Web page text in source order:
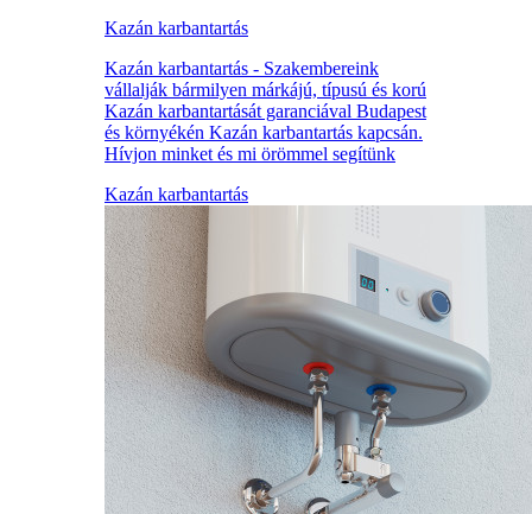
Kazán karbantartás
Kazán karbantartás - Szakembereink
vállalják bármilyen márkájú, típusú és korú
Kazán karbantartását garanciával Budapest
és környékén Kazán karbantartás kapcsán.
Hívjon minket és mi örömmel segítünk
Kazán karbantartás